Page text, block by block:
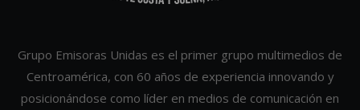
Grupo Emisoras Unidas es el primer grupo multimedios de
Centroamérica, con 60 años de experiencia innovando y
posicionándose como líder en medios de comunicación en